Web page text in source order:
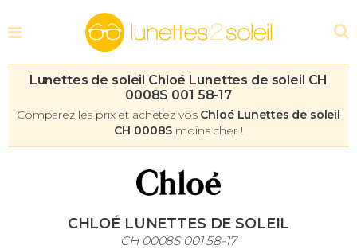
Lunettes de soleil Chloé Lunettes de soleil CH
0008S 001 58-17
Comparez les prix et achetez vos Chloé Lunettes de soleil
CH 0008S moins cher !
CHLOÉ LUNETTES DE SOLEIL
CH 0008S 001 58-17